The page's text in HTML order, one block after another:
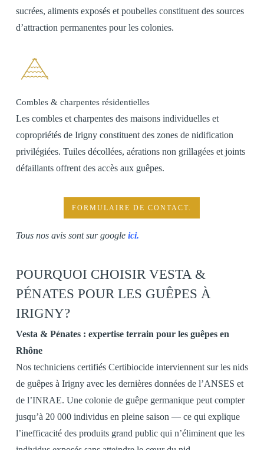
sucrées, aliments exposés et poubelles constituent des sources
d’attraction permanentes pour les colonies.
Combles & charpentes résidentielles
Les combles et charpentes des maisons individuelles et
copropriétés de Irigny constituent des zones de nidification
privilégiées. Tuiles décollées, aérations non grillagées et joints
défaillants offrent des accès aux guêpes.
FORMULAIRE DE CONTACT.
Tous nos avis sont sur google ici.
POURQUOI CHOISIR VESTA &
PÉNATES POUR LES GUÊPES À
IRIGNY?
Vesta & Pénates : expertise terrain pour les guêpes en
Rhône
Nos techniciens certifiés Certibiocide interviennent sur les nids
de guêpes à Irigny avec les dernières données de l’ANSES et
de l’INRAE. Une colonie de guêpe germanique peut compter
jusqu’à 20 000 individus en pleine saison — ce qui explique
l’inefficacité des produits grand public qui n’éliminent que les